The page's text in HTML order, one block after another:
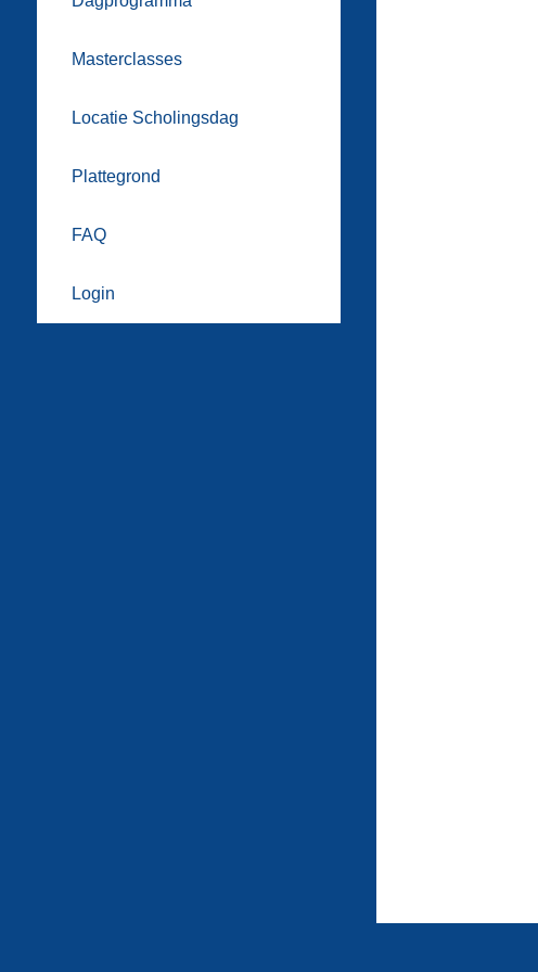
Masterclasses
Locatie Scholingsdag
Plattegrond
FAQ
Login